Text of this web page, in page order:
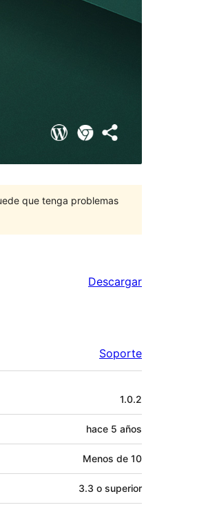
que tenga problemas
Descargar
Soporte
1.0.2
hace 5 años
Menos de 10
3.3 o superior